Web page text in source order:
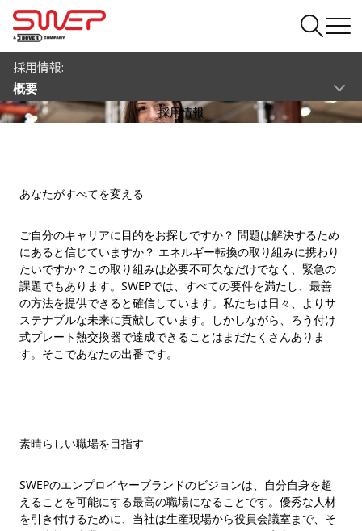
採用情報:
概要
採用情報
あなたがすべてを変える
ご自分のキャリアに目的をお探しですか？ 問題は解決するため
にあると信じていますか？ エネルギー転換の取り組みに携わり
たいですか？この取り組みは必要不可欠なだけでなく、緊急の
課題でもあります。SWEPでは、すべての要件を満たし、最善
の方法を提供できると確信しています。私たちは日々、よりサ
ステナブルな未来に貢献しています。しかしながら、ろう付け
式プレート熱交換器で達成できることはまだたくさんありま
す。そこであなたの出番です。
素晴らしい職場を目指す
SWEPのエンプロイヤーブランドのビジョンは、自分自身を超
えることを可能にする最高の職場になることです。優秀な人材
を引き付けるために、当社は生産現場から役員会議室まで、そ